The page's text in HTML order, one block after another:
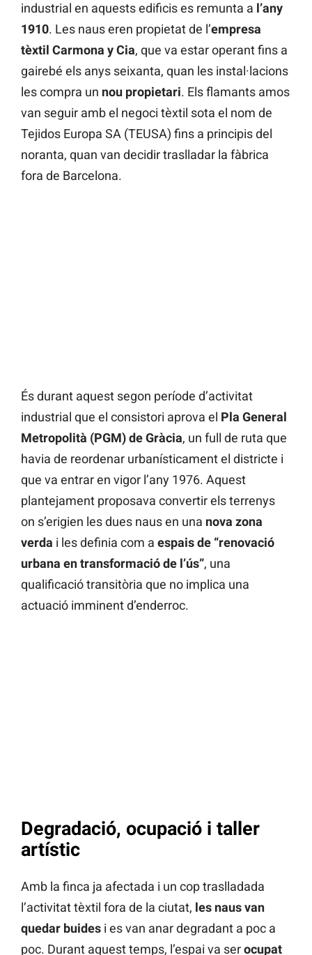
industrial en aquests edificis es remunta a l’any
1910. Les naus eren propietat de l’empresa
tèxtil Carmona y Cia, que va estar operant fins a
gairebé els anys seixanta, quan les instal·lacions
les compra un nou propietari. Els flamants amos
van seguir amb el negoci tèxtil sota el nom de
Tejidos Europa SA (TEUSA) fins a principis del
noranta, quan van decidir traslladar la fàbrica
fora de Barcelona.
És durant aquest segon període d’activitat
industrial que el consistori aprova el Pla General
Metropolità (PGM) de Gràcia, un full de ruta que
havia de reordenar urbanísticament el districte i
que va entrar en vigor l’any 1976. Aquest
plantejament proposava convertir els terrenys
on s’erigien les dues naus en una nova zona
verda i les definia com a espais de “renovació
urbana en transformació de l’ús”, una
qualificació transitòria que no implica una
actuació imminent d’enderroc.
Degradació, ocupació i taller
artístic
Amb la finca ja afectada i un cop traslladada
l’activitat tèxtil fora de la ciutat, les naus van
quedar buides i es van anar degradant a poc a
poc. Durant aquest temps, l’espai va serocupat